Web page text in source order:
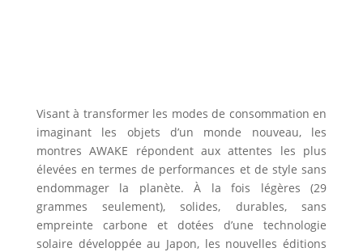
Visant à transformer les modes de consommation en
imaginant les objets d’un monde nouveau, les
montres AWAKE répondent aux attentes les plus
élevées en termes de performances et de style sans
endommager la planète. À la fois légères (29
grammes seulement), solides, durables, sans
empreinte carbone et dotées d’une technologie
solaire développée au Japon, les nouvelles éditions